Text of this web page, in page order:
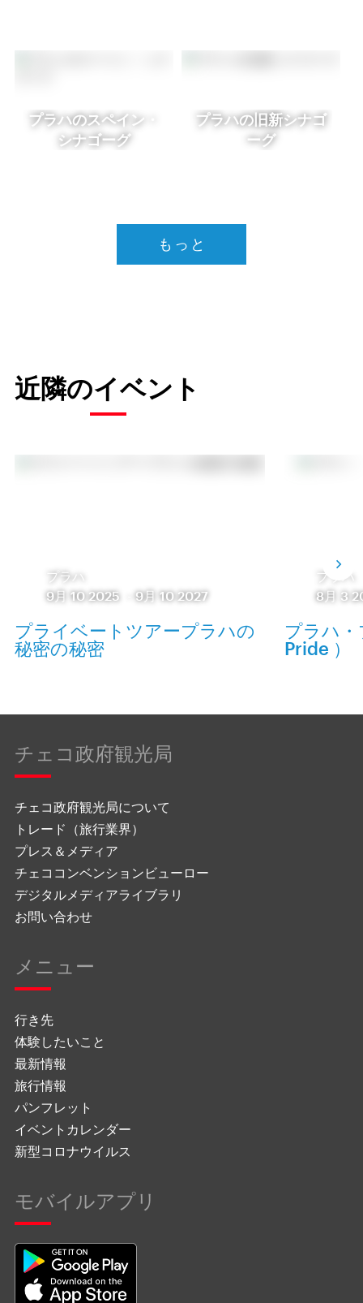
プラハのスペイン・
シナゴーグ
プラハの旧新シナゴ
ーグ
もっと
近隣のイベント
プラハ
9月 10 2025
-9月 10 2027
プライベートツアープラハの
秘密の秘密
プラハ
8月 3
プラハ
Pride ）
チェコ政府観光局
チェコ政府観光局について
トレード（旅行業界）
プレス＆メディア
チェココンベンションビューロー
デジタルメディアライブラリ
お問い合わせ
メニュー
行き先
体験したいこと
最新情報
旅行情報
パンフレット
イベントカレンダー
新型コロナウイルス
モバイルアプリ